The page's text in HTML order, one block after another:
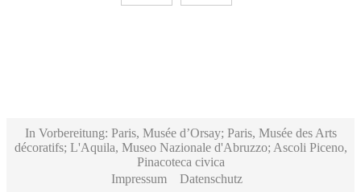
In Vorbereitung: Paris, Musée d’Orsay; Paris, Musée des Arts
décoratifs; L'Aquila, Museo Nazionale d'Abruzzo; Ascoli Piceno,
Pinacoteca civica
Impressum
Datenschutz